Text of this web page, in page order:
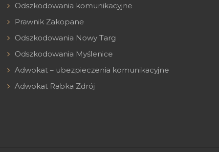
Odszkodowania komunikacyjne
Prawnik Zakopane
Odszkodowania Nowy Targ
Odszkodowania Myślenice
Adwokat – ubezpieczenia komunikacyjne
Adwokat Rabka Zdrój